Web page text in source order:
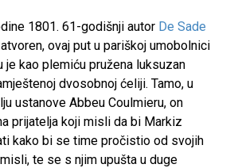
1801. 61-godišnji autor De Sade
ovaj put u pariškoj umobolnici
je kao plemiću pružena luksuzan
dvosobnoj ćeliji. Tamo, u
ustanove Abbeu Coulmieru, on
prijatelja koji misli da bi Markiz
kako bi se time pročistio od svojih
te se s njim upušta u duge